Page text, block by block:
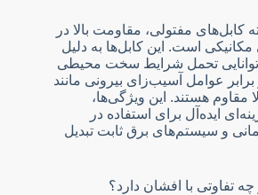
مفتولی، مقاومت بالا در
است. این کابل‌ها به دلیل
تحمل شرایط سخت محیطی
عوامل آسیب‌زای بیرونی مانند
مقاوم هستند. این ویژگی‌ها،
ایده‌آل برای استفاده در
و سیستم‌های برق ثابت تبدیل